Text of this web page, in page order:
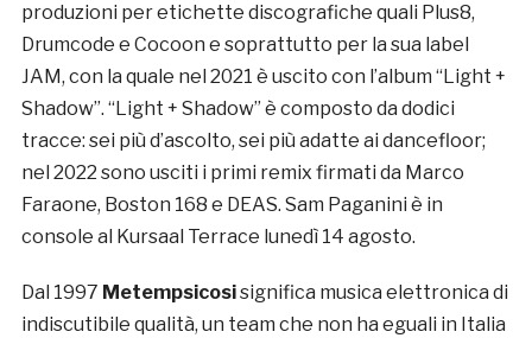
produzioni per etichette discografiche quali Plus8,
Drumcode e Cocoon e soprattutto per la sua label
JAM, con la quale nel 2021 è uscito con l’album “Light +
Shadow”. “Light + Shadow” è composto da dodici
tracce: sei più d’ascolto, sei più adatte ai dancefloor;
nel 2022 sono usciti i primi remix firmati da Marco
Faraone, Boston 168 e DEAS. Sam Paganini è in
console al Kursaal Terrace lunedì 14 agosto.
Dal 1997 Metempsicosisignifica musica elettronica di
indiscutibile qualità, un team che non ha eguali in Italia